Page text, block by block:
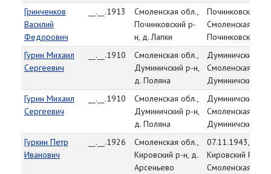
Гринченков
Василий
Федорович
__.__.1913
Смоленская обл.,
Починковский р-
н, д. Лапки
Починковский
Смоленская обл.,
Починковский р-
Гурин Михаил
Сергеевич
__.__.1910
Смоленская обл.,
Думиничский р-н,
д. Поляна
Думиничский
Смоленская обл.,
Думиничский р-н
Гурин Михаил
Сергеевич
__.__.1910
Смоленская обл.,
Думиничский р-н,
д. Поляна
Думиничский
Смоленская обл.,
Думиничский р-н
Гуркин Петр
Иванович
__.__.1926
Смоленская обл.,
Кировский р-н, д.
Арсеньево
07.11.1943,
Кировский РВК,
Смоленская обл.,